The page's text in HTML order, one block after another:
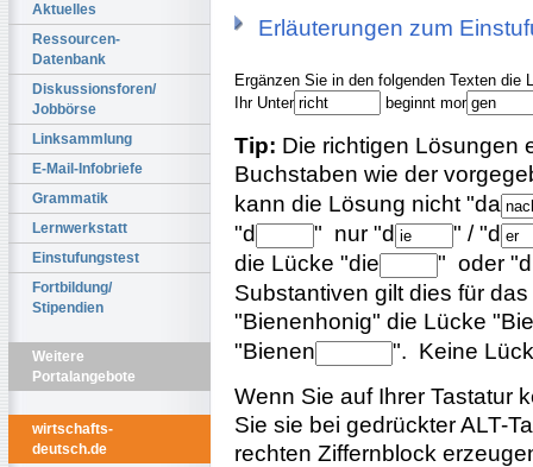
Aktuelles
Ressourcen-
Datenbank
Diskussionsforen/
Jobbörse
Linksammlung
E-Mail-Infobriefe
Grammatik
Lernwerkstatt
Einstufungstest
Fortbildung/
Stipendien
Weitere
Portalangebote
wirtschafts-
deutsch.de
Erläuterungen zum
Ergänzen Sie in den folgenden Texten
Ihr Unter
beginnt mor
Tip: Die richtigen Lösungen
Buchstaben wie der
kann die Lösung nicht "da
"d
" nur "d " /"d
die Lücke "die " oder
Substantiven gilt dies für
"Bienenhonig" die Lücke
"Bienen
". Keine
Wenn Sie auf Ihrer Tastatur
Sie sie bei gedrückter ALT-
rechten Ziffernblock